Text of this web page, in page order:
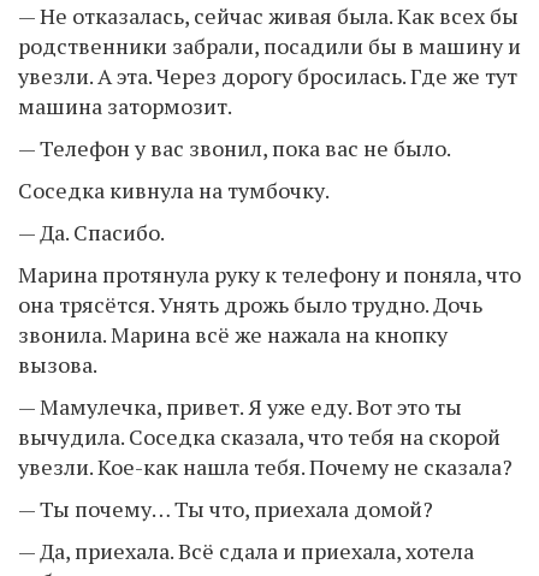
— Не отказалась, сейчас живая была. Как всех бы
родственники забрали, посадили бы в машину и
увезли. А эта. Через дорогу бросилась. Где же тут
машина затормозит.
— Телефон у вас звонил, пока вас не было.
Соседка кивнула на тумбочку.
— Да. Спасибо.
Марина протянула руку к телефону и поняла, что
она трясётся. Унять дрожь было трудно. Дочь
звонила. Марина всё же нажала на кнопку
вызова.
— Мамулечка, привет. Я уже еду. Вот это ты
вычудила. Соседка сказала, что тебя на скорой
увезли. Кое-как нашла тебя. Почему не сказала?
— Ты почему… Ты что, приехала домой?
— Да, приехала. Всё сдала и приехала, хотела